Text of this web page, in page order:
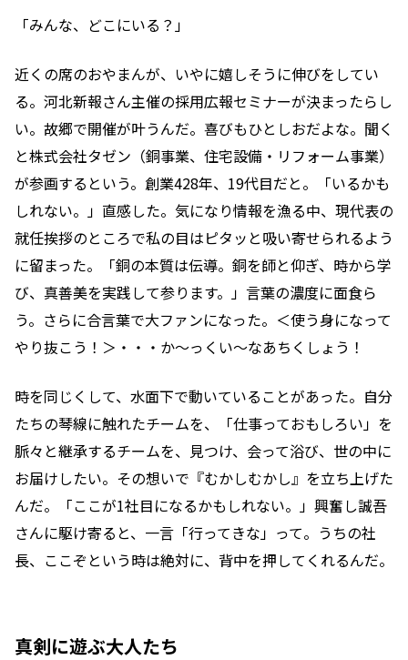
「みんな、どこにいる？」
近くの席のおやまんが、いやに嬉しそうに伸びをしてい
る。河北新報さん主催の採用広報セミナーが決まったらし
い。故郷で開催が叶うんだ。喜びもひとしおだよな。聞く
と株式会社タゼン（銅事業、住宅設備・リフォーム事業）
が参画するという。創業428年、19代目だと。「いるかも
しれない。」直感した。気になり情報を漁る中、現代表の
就任挨拶のところで私の目はピタッと吸い寄せられるよう
に留まった。「銅の本質は伝導。銅を師と仰ぎ、時から学
び、真善美を実践して参ります。」言葉の濃度に面食ら
う。さらに合言葉で大ファンになった。＜使う身になって
やり抜こう！＞・・・か〜っくい〜なあちくしょう！
時を同じくして、水面下で動いていることがあった。自分
たちの琴線に触れたチームを、「仕事っておもしろい」を
脈々と継承するチームを、見つけ、会って浴び、世の中に
お届けしたい。その想いで『むかしむかし』を立ち上げた
んだ。「ここが1社目になるかもしれない。」興奮し誠吾
さんに駆け寄ると、一言「行ってきな」って。うちの社
長、ここぞという時は絶対に、背中を押してくれるんだ。
真剣に遊ぶ大人たち